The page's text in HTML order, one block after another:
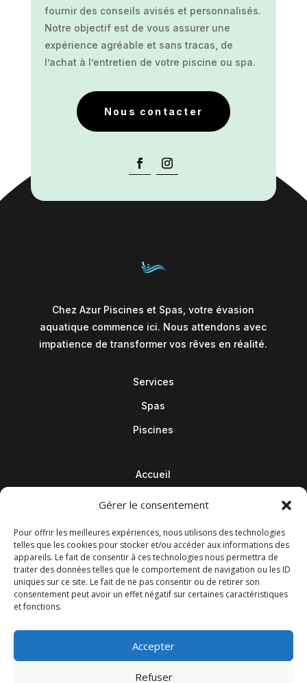
Gérer le consentement
Pour offrir les meilleures expériences, nous utilisons des technologies
telles que les cookies pour stocker et/ou accéder aux informations des
appareils. Le fait de consentir à ces technologies nous permettra de
traiter des données telles que le comportement de navigation ou les ID
uniques sur ce site. Le fait de ne pas consentir ou de retirer son
consentement peut avoir un effet négatif sur certaines caractéristiques
et fonctions.
Accepter
Refuser
fournir des conseils avisés et personnalisés.
Notre objectif est de vous assurer une
expérience agréable et sans tracas, de
l’achat à l’entretien de votre piscine ou spa.
Nous contacter
Chez Azur Piscines et Spas, votre évasion
aquatique commence ici. Nous attendons avec
impatience de transformer vos rêves en réalité.
Services
Spas
Piscines
Accueil